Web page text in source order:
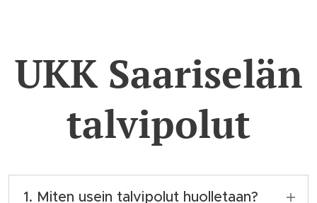
UKK Saariselän
talvipolut
1. Miten usein talvipolut huolletaan?